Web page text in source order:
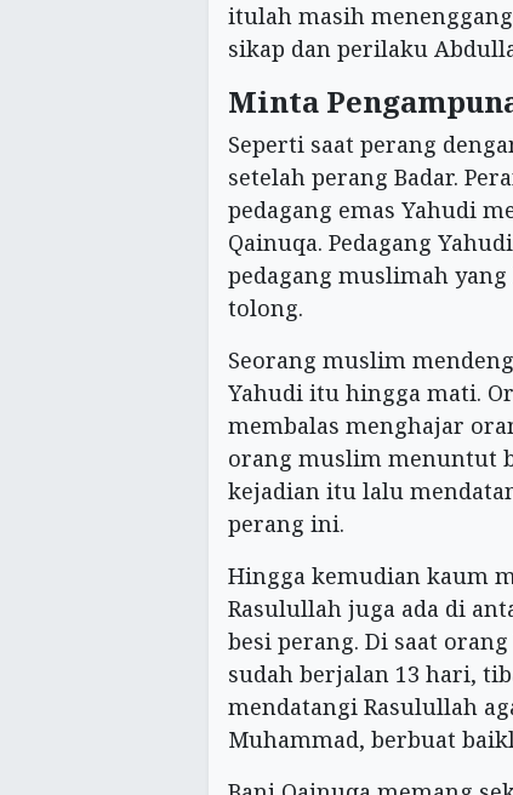
itulah masih
sikap dan perilaku
Minta
Seperti saat perang
setelah perang Badar.
pedagang emas Yahudi
Qainuqa. Pedagang
pedagang muslimah
tolong.
Seorang muslim
Yahudi itu hingga mati.
membalas menghajar
orang muslim menuntut
kejadian itu lalu
perang ini.
Hingga kemudian kaum
Rasulullah juga ada di
besi perang. Di saat
sudah berjalan 13 hari,
mendatangi Rasulullah
Muhammad, berbuat